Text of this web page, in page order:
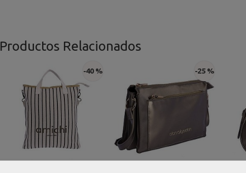
Productos Relacionados
-40 % -25 %